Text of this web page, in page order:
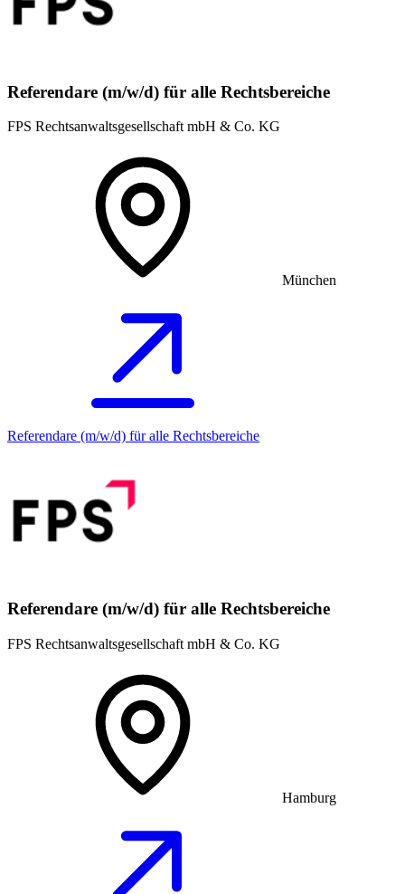
Referendare (m/w/d) für alle Rechtsbereiche
FPS Rechtsanwaltsgesellschaft mbH & Co. KG
München
Referendare (m/w/d) für alle Rechtsbereiche
Referendare (m/w/d) für alle Rechtsbereiche
FPS Rechtsanwaltsgesellschaft mbH & Co. KG
Hamburg